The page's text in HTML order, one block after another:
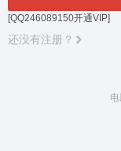
[QQ246089150开通VIP]
还没有注册？